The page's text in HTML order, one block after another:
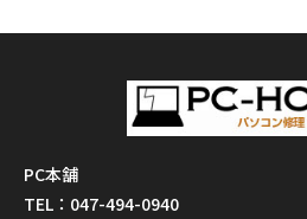
PC本舗
TEL：047-494-0940